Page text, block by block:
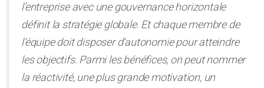
l’entreprise avec une gouvernance horizontale
définit la stratégie globale. Et chaque membre de
l’équipe doit disposer d’autonomie pour atteindre
les objectifs. Parmi les bénéfices, on peut nommer
la réactivité, une plus grande motivation, un